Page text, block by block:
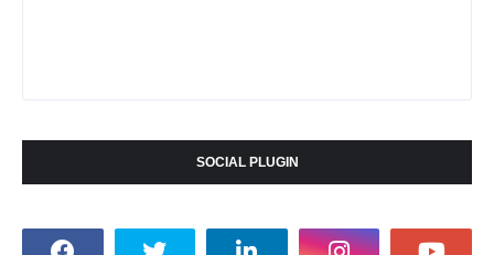
SOCIAL PLUGIN